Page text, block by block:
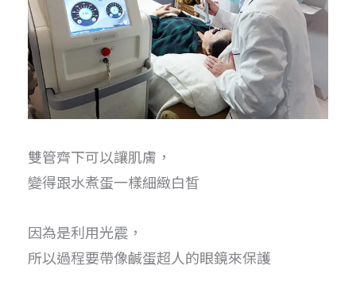
雙管齊下可以讓肌膚，
變得跟水煮蛋一樣細緻白皙
因為是利用光震，
所以過程要帶像鹹蛋超人的眼鏡來保護